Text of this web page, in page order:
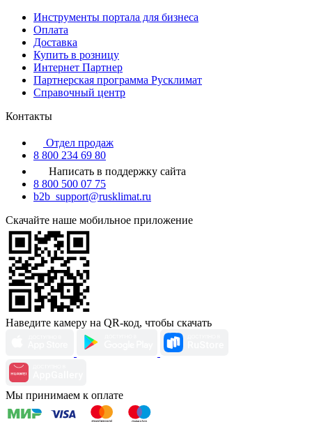
Инструменты портала для бизнеса
Оплата
Доставка
Купить в розницу
Интернет Партнер
Партнерская программа Русклимат
Справочный центр
Контакты
Отдел продаж
8 800 234 69 80
Написать в поддержку сайта
8 800 500 07 75
b2b_support@rusklimat.ru
Скачайте наше мобильное приложение
Наведите камеру на QR-код, чтобы скачать
Мы принимаем к оплате